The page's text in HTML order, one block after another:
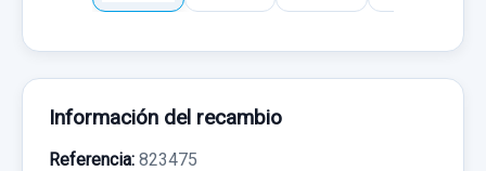
Información del recambio
Referencia: 823475